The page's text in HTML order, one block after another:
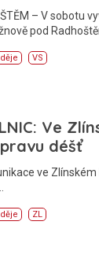
– V sobotu
pod
VS
Ve
déšť
ve
ZL